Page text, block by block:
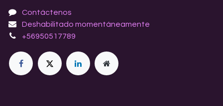
Contáctenos
Deshabilitado momentáneamente
+56950517789